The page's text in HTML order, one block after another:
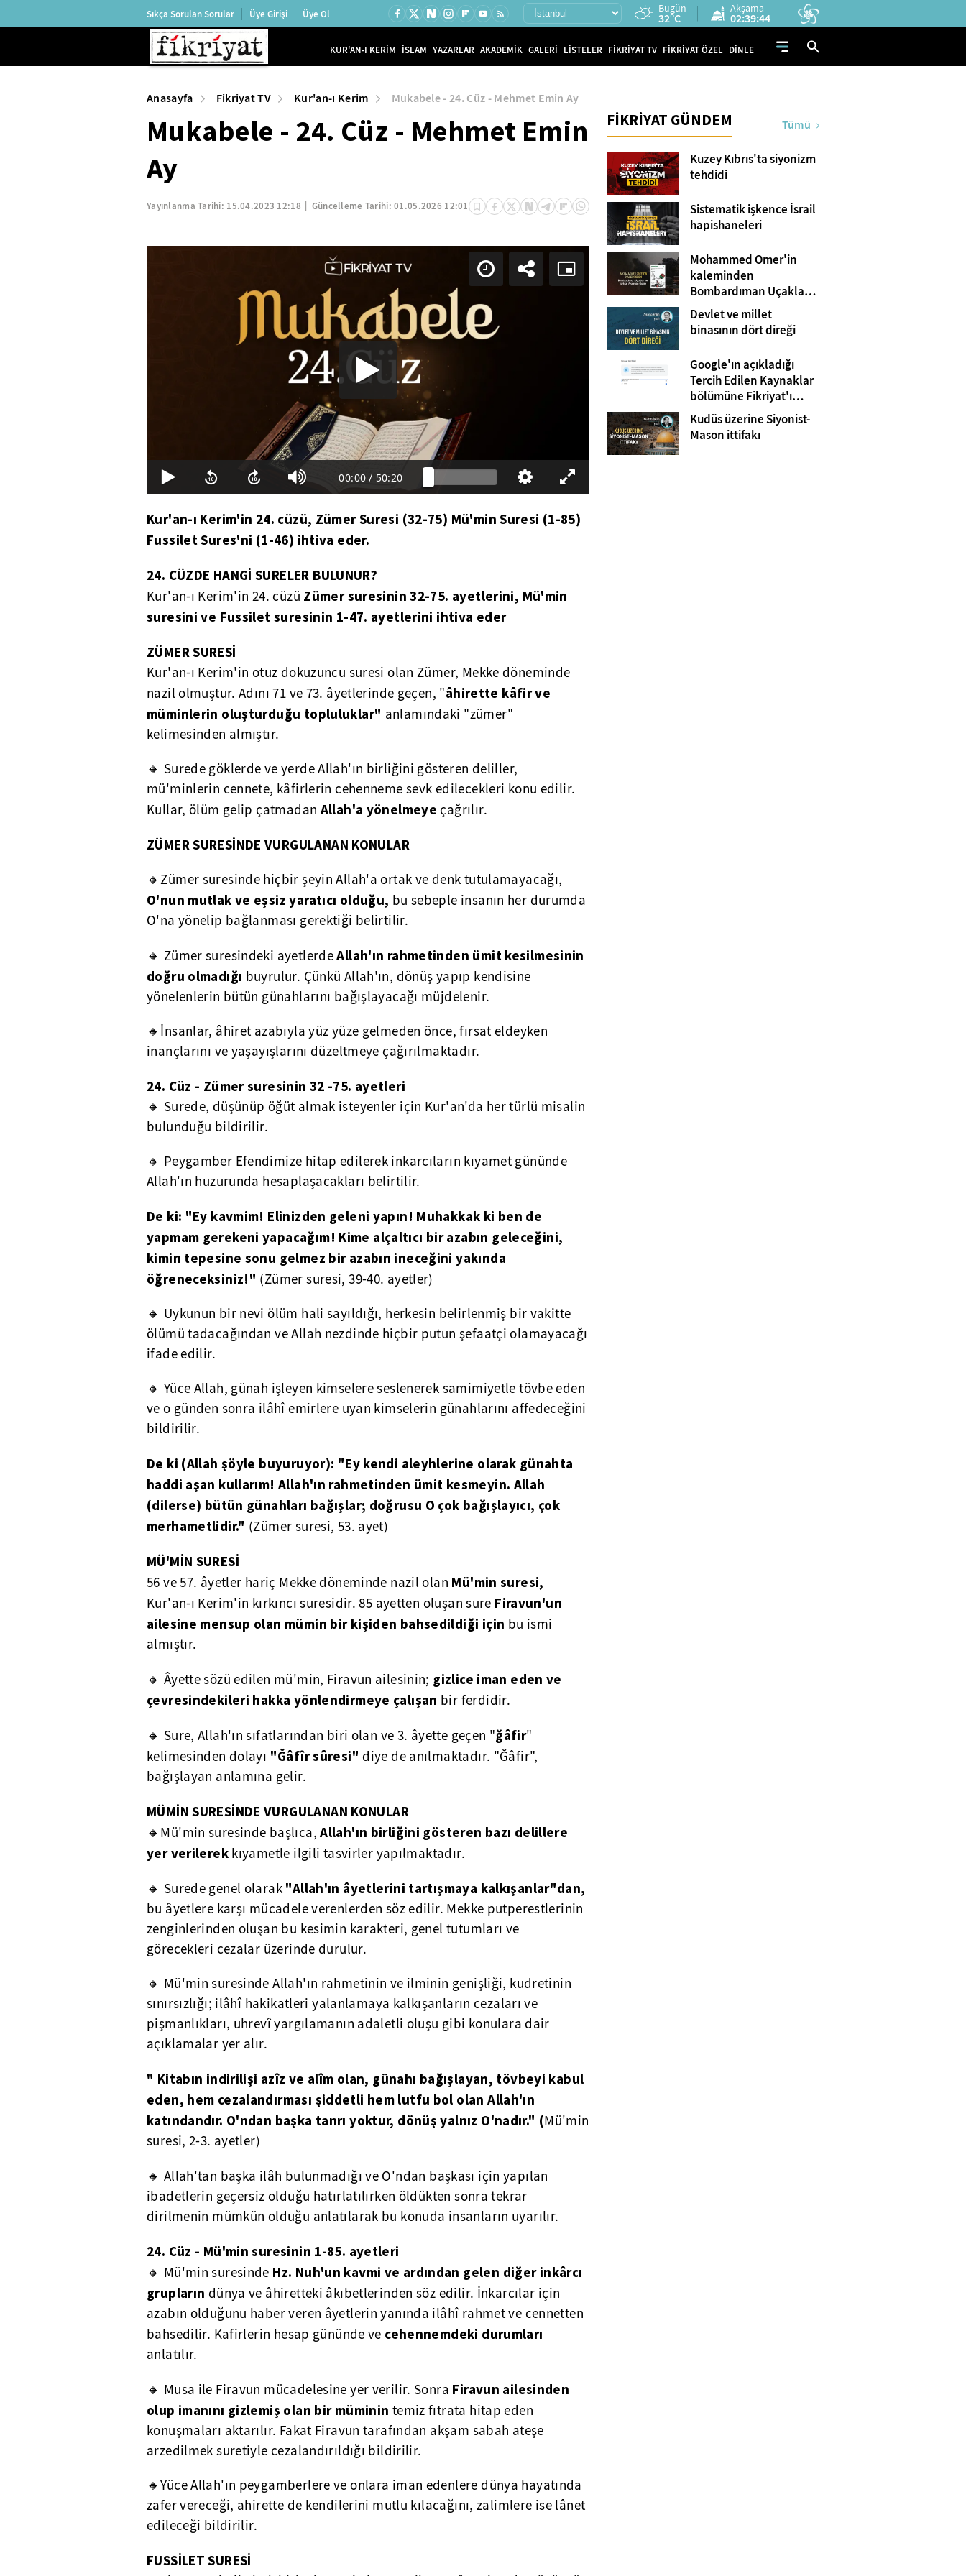
Sıkça Sorulan Sorular Üye Girişi Üye Ol Bugün
32°C
Akşama
02:39:43
KUR'AN-I KERİM İSLAM YAZARLAR AKADEMİK GALERİ LİSTELER FİKRİYAT TV FİKRİYAT ÖZEL DİNLE
Anasayfa Fikriyat TV Kur'an-ı Kerim Mukabele - 24. Cüz - Mehmet Emin Ay
Mukabele - 24. Cüz - Mehmet Emin
Ay
Yayınlanma Tarihi: 15.04.2023 12:18 Güncelleme Tarihi:01.05.2026 12:01
00:00 / 50:20
Kur'an-ı Kerim'in 24. cüzü, Zümer Suresi (32-75) Mü'min Suresi (1-85)
Fussilet Sures'ni (1-46) ihtiva eder.
24. CÜZDE HANGİ SURELER BULUNUR?
Kur'an-ı Kerim'in 24. cüzü Zümer suresinin 32-75. ayetlerini, Mü'min
suresini ve Fussilet suresinin 1-47. ayetlerini ihtiva eder
ZÜMER SURESİ
Kur'an-ı Kerim'in otuz dokuzuncu suresi olan Zümer, Mekke döneminde
nazil olmuştur. Adını 71 ve 73. âyetlerinde geçen, "âhirette kâfir ve
müminlerin oluşturduğu topluluklar" anlamındaki "zümer"
kelimesinden almıştır.
🔸 Surede göklerde ve yerde Allah'ın birliğini gösteren deliller,
mü'minlerin cennete, kâfirlerin cehenneme sevk edilecekleri konu edilir.
Kullar, ölüm gelip çatmadan Allah'a yönelmeye çağrılır.
ZÜMER SURESİNDE VURGULANAN KONULAR
🔸Zümer suresinde hiçbir şeyin Allah'a ortak ve denk tutulamayacağı,
O'nun mutlak ve eşsiz yaratıcı olduğu, bu sebeple insanın her durumda
O'na yönelip bağlanması gerektiği belirtilir.
🔸 Zümer suresindeki ayetlerdeAllah'ın rahmetinden ümit kesilmesinin
doğru olmadığı buyrulur. Çünkü Allah'ın, dönüş yapıp kendisine
yönelenlerin bütün günahlarını bağışlayacağı müjdelenir.
🔸İnsanlar, âhiret azabıyla yüz yüze gelmeden önce, fırsat eldeyken
inançlarını ve yaşayışlarını düzeltmeye çağırılmaktadır.
24. Cüz - Zümer suresinin 32 -75. ayetleri
🔸 Surede, düşünüp öğüt almak isteyenler için Kur'an'da her türlü misalin
bulunduğu bildirilir.
🔸 Peygamber Efendimize hitap edilerek inkarcıların kıyamet gününde
Allah'ın huzurunda hesaplaşacakları belirtilir.
De ki: "Ey kavmim! Elinizden geleni yapın! Muhakkak ki ben de
yapmam gerekeni yapacağım! Kime alçaltıcı bir azabın geleceğini,
kimin tepesine sonu gelmez bir azabın ineceğini yakında
öğreneceksiniz!" (Zümer suresi, 39-40. ayetler)
🔸 Uykunun bir nevi ölüm hali sayıldığı, herkesin belirlenmiş bir vakitte
ölümü tadacağından ve Allah nezdinde hiçbir putun şefaatçi olamayacağı
ifade edilir.
🔸 Yüce Allah, günah işleyen kimselere seslenerek samimiyetle tövbe eden
ve o günden sonra ilâhî emirlere uyan kimselerin günahlarını affedeceğini
bildirilir.
De ki (Allah şöyle buyuruyor): "Ey kendi aleyhlerine olarak günahta
haddi aşan kullarım! Allah'ın rahmetinden ümit kesmeyin. Allah
(dilerse) bütün günahları bağışlar; doğrusu O çok bağışlayıcı, çok
merhametlidir." (Zümer suresi, 53. ayet)
MÜ'MİN SURESİ
56 ve 57. âyetler hariç Mekke döneminde nazil olan Mü'min suresi,
Kur'an-ı Kerim'in kırkıncı suresidir. 85 ayetten oluşan sure Firavun'un
ailesine mensup olan mümin bir kişiden bahsedildiği için bu ismi
almıştır.
🔸 Âyette sözü edilen mü'min, Firavun ailesinin; gizlice iman eden ve
çevresindekileri hakka yönlendirmeye çalışan bir ferdidir.
🔸 Sure, Allah'ın sıfatlarından biri olan ve 3. âyette geçen "ğâfir"
kelimesinden dolayı "Ğâfîr sûresi" diye de anılmaktadır. "Ğâfir",
bağışlayan anlamına gelir.
MÜMİN SURESİNDE VURGULANAN KONULAR
🔸Mü'min suresinde başlıca,Allah'ın birliğini gösteren bazı delillere
yer verilerek kıyametle ilgili tasvirler yapılmaktadır.
🔸 Surede genel olarak "Allah'ın âyetlerini tartışmaya kalkışanlar"dan,
bu âyetlere karşı mücadele verenlerden söz edilir. Mekke putperestlerinin
zenginlerinden oluşan bu kesimin karakteri, genel tutumları ve
görecekleri cezalar üzerinde durulur.
🔸 Mü'min suresinde Allah'ın rahmetinin ve ilminin genişliği, kudretinin
sınırsızlığı; ilâhî hakikatleri yalanlamaya kalkışanların cezaları ve
pişmanlıkları, uhrevî yargılamanın adaletli oluşu gibi konulara dair
açıklamalar yer alır.
" Kitabın indirilişi azîz ve alîm olan, günahı bağışlayan, tövbeyi kabul
eden, hem cezalandırması şiddetli hem lutfu bol olan Allah'ın
katındandır. O'ndan başka tanrı yoktur, dönüş yalnız O'nadır." (Mü'min
suresi, 2-3. ayetler)
🔸 Allah'tan başka ilâh bulunmadığı ve O'ndan başkası için yapılan
ibadetlerin geçersiz olduğu hatırlatılırken öldükten sonra tekrar
dirilmenin mümkün olduğu anlatılarak bu konuda insanların uyarılır.
24. Cüz - Mü'min suresinin 1-85. ayetleri
🔸 Mü'min suresinde Hz. Nuh'un kavmi ve ardından gelen diğer inkârcı
grupların dünya ve âhiretteki âkıbetlerinden söz edilir. İnkarcılar için
azabın olduğunu haber veren âyetlerin yanında ilâhî rahmet ve cennetten
bahsedilir. Kafirlerin hesap gününde ve cehennemdeki durumları
anlatılır.
🔸 Musa ile Firavun mücadelesine yer verilir. Sonra Firavun ailesinden
olup imanını gizlemiş olan bir müminin temiz fıtrata hitap eden
konuşmaları aktarılır. Fakat Firavun tarafından akşam sabah ateşe
arzedilmek suretiyle cezalandırıldığı bildirilir.
🔸Yüce Allah'ın peygamberlere ve onlara iman edenlere dünya hayatında
zafer vereceği, ahirette de kendilerini mutlu kılacağını, zalimlere ise lânet
edileceği bildirilir.
FUSSİLETSURESİ
FİKRİYAT GÜNDEM Tümü
Kuzey Kıbrıs'ta siyonizm
tehdidi
Sistematik işkence İsrail
hapishaneleri
Mohammed Omer'in
kaleminden
Bombardıman Uçakları
ve Tanklar Arasında
Gazze
Devlet ve millet
binasının dört direği
Google'ın açıkladığı
Tercih Edilen Kaynaklar
bölümüne Fikriyat'ı
eklemeyi unutmayın!
Kudüs üzerine Siyonist-
Mason ittifakı